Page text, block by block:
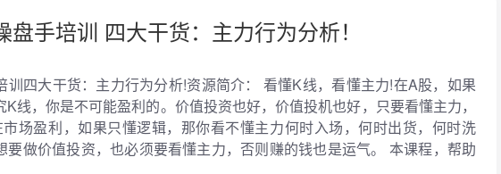
手培训 四大干货：主力行为分析！
训四大干货：主力行为分析!资源简介： 看懂K线，看懂主力!在A股，如果
线，你是不可能盈利的。价值投资也好，价值投机也好，只要看懂主力，
场盈利，如果只懂逻辑，那你看不懂主力何时入场，何时出货，何时洗
要做价值投资，也必须要看懂主力，否则赚的钱也是运气。 本课程，帮助